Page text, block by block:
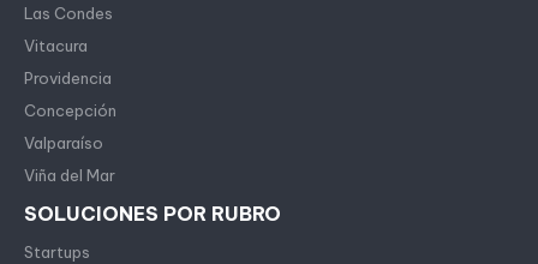
Las Condes
Vitacura
Providencia
Concepción
Valparaíso
Viña del Mar
SOLUCIONES POR RUBRO
Startups